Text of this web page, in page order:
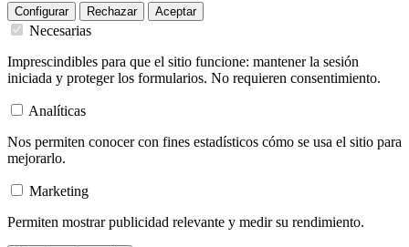
Configurar Rechazar Aceptar
Necesarias
Imprescindibles para que el sitio funcione: mantener la sesión
iniciada y proteger los formularios. No requieren consentimiento.
Analíticas
Nos permiten conocer con fines estadísticos cómo se usa el sitio para
mejorarlo.
Marketing
Permiten mostrar publicidad relevante y medir su rendimiento.